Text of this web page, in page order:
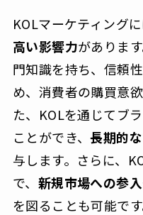
KOLマーケティングに
高い影響力がありま
門知識を持ち、信頼
め、消費者の購買意
た、KOLを通じてブ
ことができ、長期的
与します。さらに、
で、 新規市場への参入
を図ることも可能です